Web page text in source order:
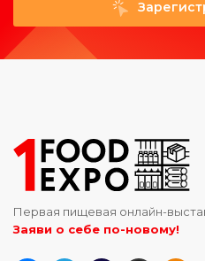
Первая пищевая онлайн-
Заяви о себе по-новому!